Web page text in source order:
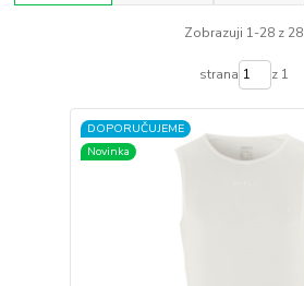
Zobrazuji 1-28 z 28
strana z 1
DOPORUČUJEME
Novinka